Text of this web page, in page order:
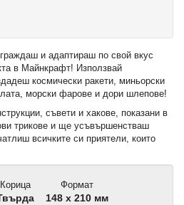
и адаптираш по свой вкус
в Майнкрафт! Използвай
космически ракети, миньорски
морски фарове и дори шлепове!
съвети и хакове, показани в
трикове и ще усъвършенстваш
всичките си приятели, които
Корица
Формат
148 x 210 мм